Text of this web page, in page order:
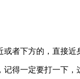
者下方的，直接近
得一定要打一下，